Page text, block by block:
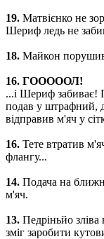
19. Матвієнко не
Шериф ледь не
18. Майкон порушив
16. ГОООООЛ!
...і Шериф забиває!
подав у штрафний,
відправив м'яч у
16. Тете втратив
флангу...
14. Подача на
м'яч.
13. Педріньйо
зміг заробити